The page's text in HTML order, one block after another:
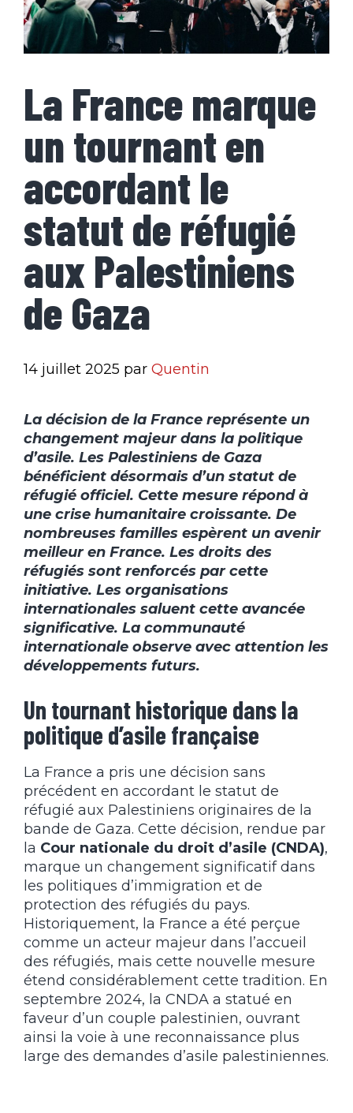
La France marque
un tournant en
accordant le
statut de réfugié
aux Palestiniens
de Gaza
14 juillet 2025 par Quentin
La décision de la France représente un
changement majeur dans la politique
d’asile. Les Palestiniens de Gaza
bénéficient désormais d’un statut de
réfugié officiel. Cette mesure répond à
une crise humanitaire croissante. De
nombreuses familles espèrent un avenir
meilleur en France. Les droits des
réfugiés sont renforcés par cette
initiative. Les organisations
internationales saluent cette avancée
significative. La communauté
internationale observe avec attention les
développements futurs.
Un tournant historique dans la
politique d’asile française
La France a pris une décision sans
précédent en accordant le statut de
réfugié aux Palestiniens originaires de la
bande de Gaza. Cette décision, rendue par
la Cour nationale du droit d’asile (CNDA),
marque un changement significatif dans
les politiques d’immigration et de
protection des réfugiés du pays.
Historiquement, la France a été perçue
comme un acteur majeur dans l’accueil
des réfugiés, mais cette nouvelle mesure
étend considérablement cette tradition. En
septembre 2024, la CNDA a statué en
faveur d’un couple palestinien, ouvrant
ainsi la voie à une reconnaissance plus
large des demandes d’asile palestiniennes.